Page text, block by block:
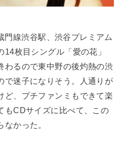
線渋谷駅、渋谷プレミアム
枚目シングル「愛の花」
わるので東中野の後灼熱の渋
で迷子になりそう。人通りが
ど、プチファンミもできて楽
もCDサイズに比べて、この
かった。